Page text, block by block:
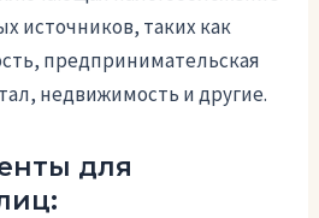
источников, таких как
предпринимательская
недвижимость и другие.
для